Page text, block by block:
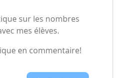
sur les nombres
mes élèves.
en commentaire!